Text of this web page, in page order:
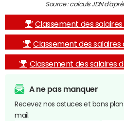
Source : calculs JDN
Classement des
Classement des salaires
Classement des salaires
A ne pas manquer
Recevez nos astuces et bons
mail.